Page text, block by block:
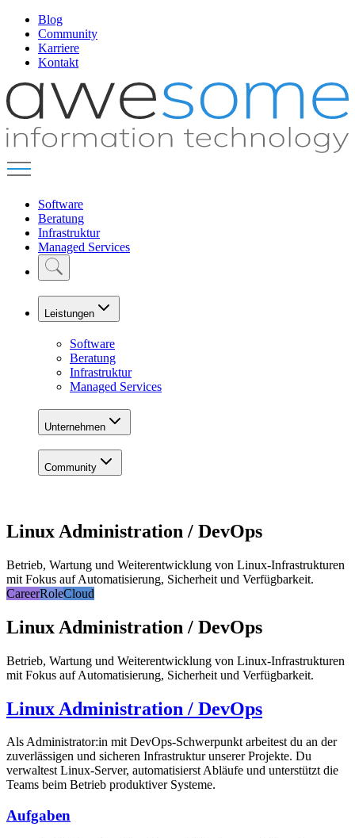
Blog
Community
Karriere
Kontakt
Software
Beratung
Infrastruktur
Managed Services
Leistungen
Software
Beratung
Infrastruktur
Managed Services
Unternehmen
Community
Linux Administration / DevOps
Betrieb, Wartung und Weiterentwicklung von Linux-Infrastrukturen
mit Fokus auf Automatisierung, Sicherheit und Verfügbarkeit.
CareerRoleCloud
Linux Administration / DevOps
Betrieb, Wartung und Weiterentwicklung von Linux-Infrastrukturen
mit Fokus auf Automatisierung, Sicherheit und Verfügbarkeit.
Linux Administration / DevOps
Als Administrator:in mit DevOps-Schwerpunkt arbeitest du an der
zuverlässigen und sicheren Infrastruktur unserer Projekte. Du
verwaltest Linux-Server, automatisierst Abläufe und unterstützt die
Teams beim Betrieb produktiver Systeme.
Aufgaben